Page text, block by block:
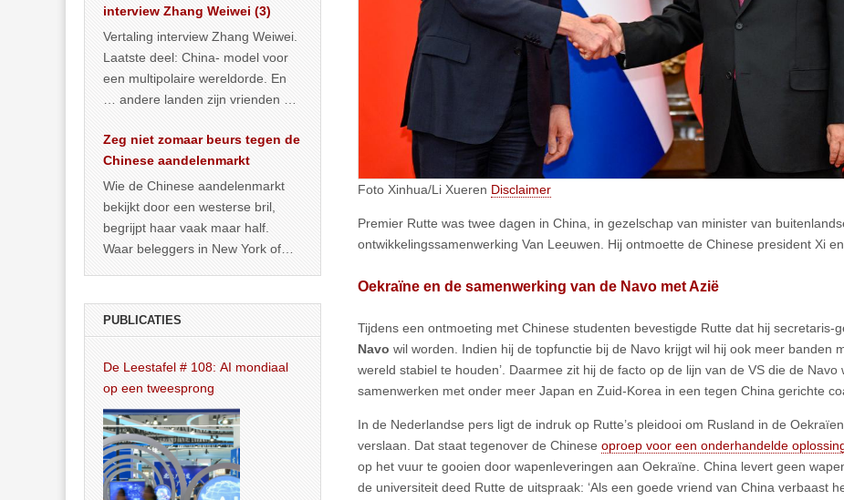
Foto Xinhua/Li Xueren Disclaimer
Premier Rutte was twee dagen in China, in gezelschap van minister van
ontwikkelingssamenwerking Van Leeuwen. Hij ontmoette de Chinese president Xi
Oekraïne en de samenwerking van de Navo met Azië
Tijdens een ontmoeting met Chinese studenten bevestigde Rutte dat hij secretaris-
Navo wil worden. Indien hij de topfunctie bij de Navo krijgt wil hij ook meer banden
wereld stabiel te houden’. Daarmee zit hij de facto op de lijn van de VS die de Navo
samenwerken met onder meer Japan en Zuid-Korea in een tegen China gerichte
In de Nederlandse pers ligt de indruk op Rutte’s pleidooi om Rusland in de
verslaan. Dat staat tegenover de Chinese oproep voor een onderhandelde
op het vuur te gooien door wapenleveringen aan Oekraïne. China levert geen
de universiteit deed Rutte de uitspraak: ‘Als een goede vriend van China verbaast
interview Zhang Weiwei (3)
Vertaling interview Zhang Weiwei.
Laatste deel: China- model voor
een multipolaire wereldorde. En
… andere landen zijn vrienden of
Zeg niet zomaar beurs tegen de
Chinese aandelenmarkt
Wie de Chinese aandelenmarkt
bekijkt door een westerse bril,
begrijpt haar vaak maar half.
Waar beleggers in New York of
PUBLICATIES
De Leestafel # 108: AI mondiaal
op een tweesprong